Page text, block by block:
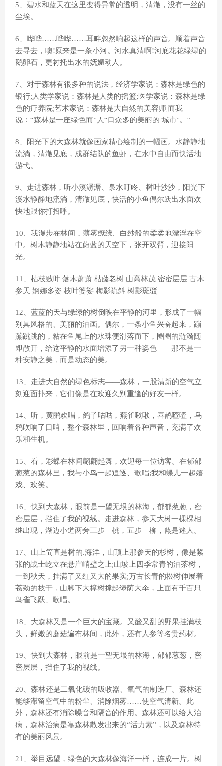
5、碧水和蓝天在这里变得异常的透明，清澈，没有一丝的
尘埃。
6、哗哗……哗哗……耳畔忽然响起这样的声音。顺着声音
去寻去，噢!原来是一条小河。河水真清啊!河底花花绿绿的
鹅卵石，更衬托出水的妩媚动人。
7、对于森林有很多种的说法，经济学家说：森林是绿色的
银行;人类学家说：森林是人类的摇篮;医学家说：森林是绿
色的疗养院;艺术家说：森林是大自然的美容师;而我
说：“森林是一座绿色而”人“口众多的美丽的’城市‘。”
8、阳光下的大森林就像画家精心绘制的一幅画。水静静地
流淌，清澈见底，成群结队的鱼虾，在水中自由而快活地
游弋。
9、走进森林，听小溪潺潺、泉水叮咚、树叶沙沙，阳光下
溪水静静地流淌，清澈见底，快活的小鱼偶尔跃出水面欢
快地跟你打招呼。
10、我漫步在林间，薄雾缭绕、白纱般的柔柔地漂浮在空
中。树木静静地站在蔚蓝的天空下，张开双臂，迎接阳
光。
11、枯枝败叶 落木萧萧 枯藤老树 山高林茂 密密层层 古木
参天 婀娜多姿 枝叶婆娑 梅影疏斜 树影斑驳
12、蓝蓝的天与绿绿的树倒映在平静的河里，形成了一幅
别具风格的、美丽的油画。偶尔，一条小鱼兴奋起来，蹦
蹦跳跳的，粘在鱼尾上的水珠便滑落而下，圈圈的涟漪随
即散开，给这平静的水面增添了另一种姿色——那不是一
种安静之美，而是动态的美。
13、走进大自然的绿色标志——森林，一股清新的空气立
刻迎面扑来，它们像是在欢迎久别重逢的好友一样。
14、听，黄鹂欢唱，鸽子咕咕，燕雀啾啾，喜鹊喳喳，乌
鸦吹响了口哨，整个森林里，回响着各种声音，充满了欢
乐和生机。
15、看，彩蝶在林间翩翩起舞，欢迎每一位访客。在郁郁
葱葱的森林里，我与小鸟一起追逐、歌唱;我和蝶儿一起嬉
戏、欢笑。
16、快到大森林，眼前是一望无垠的林海，郁郁葱葱，密
密层层，挡住了我的视线。走进森林，参天大树一棵棵相
继出现，湖边小道两旁三步一桃，五步一柳，煞是迷人。
17、山上简直是树的.海洋，山顶上那参天的杉树，像是紧
张的战士屹立在悬崖峭壁之上;山坡上四季常青的油茶树，
一到秋天，挂满了又红又大的果实;万古长青的松树伸展着
苍劲的枝干，山脚下大樟树撑起绿荫大伞，上面有千百只
鸟雀飞跃、歌唱。
18、大森林又是一个巨大的宝藏。又酸又甜的野果挂满枝
头，鲜嫩的蘑菇遍布林间，此外，还有人参等名贵药材。
19、快到大森林，眼前是一望无垠的林海，郁郁葱葱，密
密层层，挡住了我的视线。
20、森林还是二氧化碳的吸收器、氧气的制造厂。森林还
能够滞留空气中的粉尘、消除烟雾……使空气清新。此
外，森林还有消除噪音和隔音的作用。森林还可以给人治
病，森林治病是靠森林散发出来的“活力素”，以及森林特
有的美丽风景。
21、举目远望，绿色的大森林像海洋一样，连成一片。树